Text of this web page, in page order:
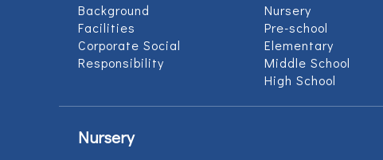
Background
Facilities
Corporate Social
Responsibility
Nursery
Pre-school
Elementary
Middle School
High School
Nursery